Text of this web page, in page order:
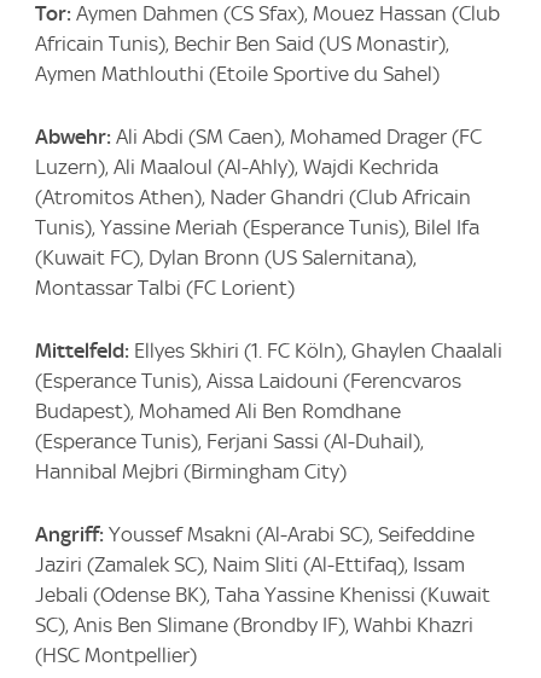
Tor: Aymen Dahmen (CS Sfax), Mouez Hassan (Club
Africain Tunis), Bechir Ben Said (US Monastir),
Aymen Mathlouthi (Etoile Sportive du Sahel)
Abwehr: Ali Abdi (SM Caen), Mohamed Drager (FC
Luzern), Ali Maaloul (Al-Ahly), Wajdi Kechrida
(Atromitos Athen), Nader Ghandri (Club Africain
Tunis), Yassine Meriah (Esperance Tunis), Bilel Ifa
(Kuwait FC), Dylan Bronn (US Salernitana),
Montassar Talbi (FC Lorient)
Mittelfeld: Ellyes Skhiri (1. FC Köln), Ghaylen Chaalali
(Esperance Tunis), Aissa Laidouni (Ferencvaros
Budapest), Mohamed Ali Ben Romdhane
(Esperance Tunis), Ferjani Sassi (Al-Duhail),
Hannibal Mejbri (Birmingham City)
Angriff: Youssef Msakni (Al-Arabi SC), Seifeddine
Jaziri (Zamalek SC), Naim Sliti (Al-Ettifaq), Issam
Jebali (Odense BK), Taha Yassine Khenissi (Kuwait
SC), Anis Ben Slimane (Brondby IF), Wahbi Khazri
(HSC Montpellier)